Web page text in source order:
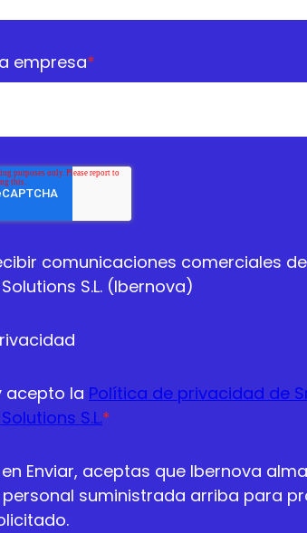
empresa*
comunicaciones comerciales
S.L. (Ibernova)
acepto la Política de privacidad de
S.L.*
Enviar, aceptas que Ibernova
suministrada arriba para